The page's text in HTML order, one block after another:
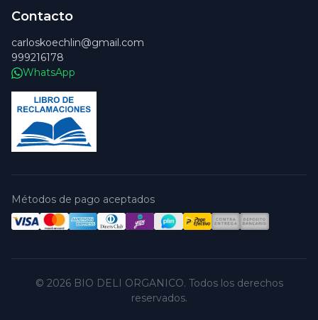
Contacto
carloskoechlin@gmail.com
999216178
WhatsApp
Métodos de pago aceptados
© 2026 BIO DELI ORGANICO. Todos los derechos
reservados.